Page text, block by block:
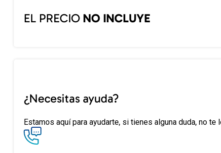
EL PRECIO NO INCLUYE
¿Necesitas ayuda?
Estamos aquí para ayudarte, si tienes alguna duda, no